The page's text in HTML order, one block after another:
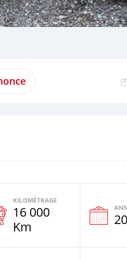
KILOMÉTRAGE
16 000
Km